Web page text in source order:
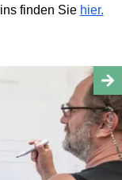
finden Sie hier.